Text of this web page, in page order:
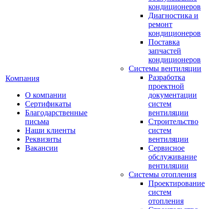
Компания
О компании
Сертификаты
Благодарственные
письма
Наши клиенты
Реквизиты
Вакансии
кондиционеров
Диагностика и
ремонт
кондиционеров
Поставка
запчастей
кондиционеров
Системы вентиляции
Разработка
проектной
документации
систем
вентиляции
Строительство
систем
вентиляции
Сервисное
обслуживание
вентиляции
Системы отопления
Проектирование
систем
отопления